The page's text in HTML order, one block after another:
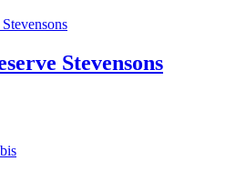
Stevensons